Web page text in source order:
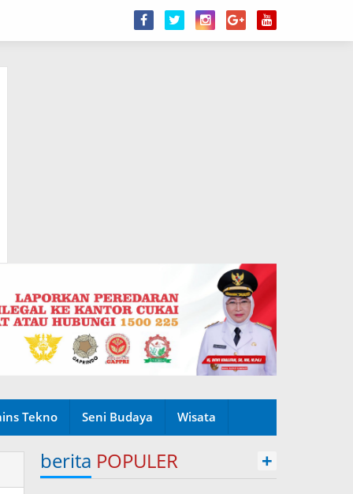
Tekno Seni Budaya Wisata
berita POPULER +